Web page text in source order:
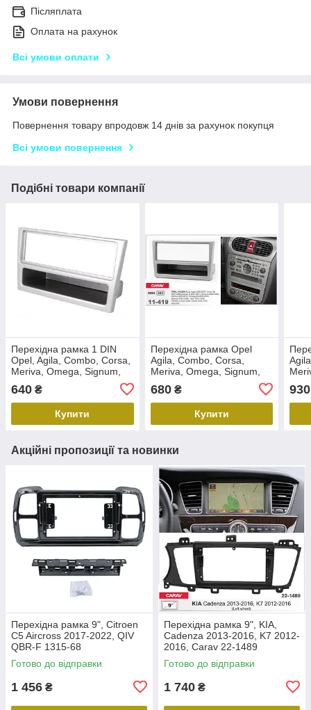
Післяплата
Оплата на рахунок
Всі умови оплати
Умови повернення
Повернення товару впродовж 14 днів за рахунок покупця
Всі умови повернення
Подібні товари компанії
Перехідна рамка 1 DIN
Opel, Agila, Combo, Corsa,
Meriva, Omega, Signum,
Tigra, Vectra, Vivaro, ACV
281230-26-3
640 ₴
Купити
Перехідна рамка Opel
Agila, Combo, Corsa,
Meriva, Omega, Signum,
Tigra, Vectra, Vivaro Carav
11-419
680₴
Купити
930
Акційні пропозиції та новинки
Перехідна рамка 9", Citroen
C5 Aircross 2017-2022, QIV
QBR-F 1315-68
Готово до відправки
1 456 ₴
Перехідна рамка 9", KIA,
Cadenza 2013-2016, K7 2012-
2016, Carav 22-1489
Готово до відправки
1 740 ₴